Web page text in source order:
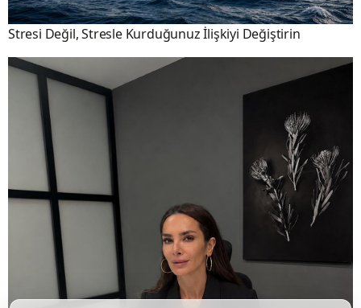
Stresi Değil, Stresle Kurduğunuz İlişkiyi Değiştirin